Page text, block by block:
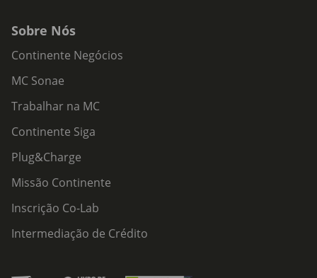
Sobre Nós
Continente Negócios
MC Sonae
Trabalhar na MC
Continente Siga
Plug&Charge
Missão Continente
Inscrição Co-Lab
Intermediação de Crédito